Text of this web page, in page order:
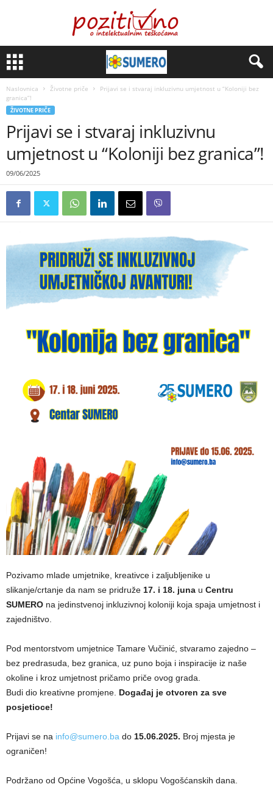
Naslovnica Životne priče
Prijavi se i stvaraj inkluzivnu umjetnost u “Koloniji bez
granica”!
ŽIVOTNE PRIČE
Prijavi se i stvaraj inkluzivnu
umjetnost u “Koloniji bez granica”!
09/06/2025
Pozivamo mlade umjetnike, kreativce i zaljubljenike u
slikanje/crtanje da nam se pridruže 17. i 18. juna u Centru
SUMERO na jedinstvenoj inkluzivnoj koloniji koja spaja umjetnost i
zajedništvo.
Pod mentorstvom umjetnice Tamare Vučinić, stvaramo zajedno –
bez predrasuda, bez granica, uz puno boja i inspiracije iz naše
okoline i kroz umjetnost pričamo priče ovog grada.
Budi dio kreativne promjene. Događaj je otvoren za sve
posjetioce!
Prijavi se na info@sumero.ba do 15.06.2025. Broj mjesta je
ograničen!
Podržano od Općine Vogošća, u sklopu Vogošćanskih dana.